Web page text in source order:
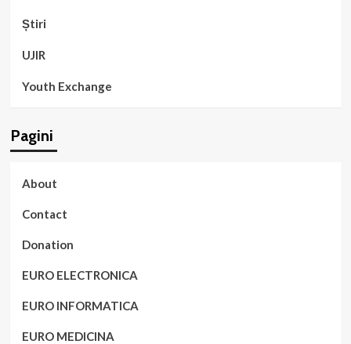
Știri
UJIR
Youth Exchange
Pagini
About
Contact
Donation
EURO ELECTRONICA
EURO INFORMATICA
EURO MEDICINA